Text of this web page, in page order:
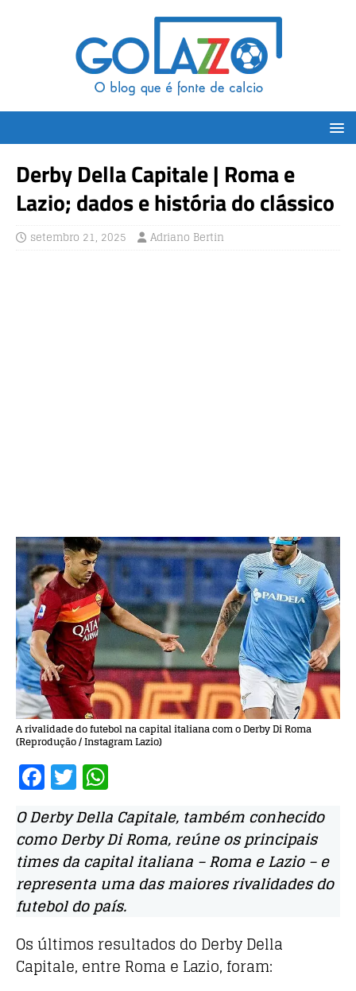
Derby Della Capitale | Roma e
Lazio; dados e história do clássico
setembro 21, 2025 Adriano Bertin
A rivalidade do futebol na capital italiana com o Derby Di Roma
(Reprodução / Instagram Lazio)
F
a
c
e
b
o
o
k
T
w
it
te
r
h
at
s
A
p
p
O Derby Della Capitale, também conhecido
como Derby Di Roma, reúne os principais
times da capital italiana – Roma e Lazio – e
representa uma das maiores rivalidades do
futebol do país.
Os últimos resultados do Derby Della
Capitale, entre Roma e Lazio, foram: